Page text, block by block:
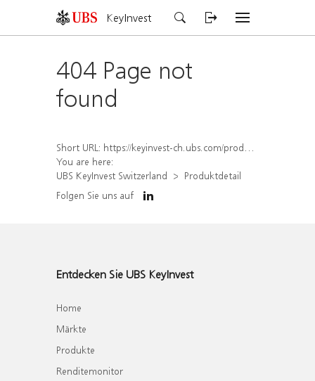
KeyInvest
404 Page not
found
Short URL: https://keyinvest-ch.ubs.com/produkt/detail/index/isin/CH1570366463
You are here:
UBS KeyInvest Switzerland
Produktdetail
Folgen Sie uns auf
Entdecken Sie UBS KeyInvest
Home
Märkte
Produkte
Renditemonitor